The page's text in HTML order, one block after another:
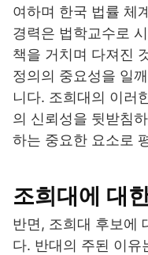
여하며 한국 법률 체
경력은 법학교수로
책을 거치며 다져진
정의의 중요성을 일
니다. 조희대의 이러
의 신뢰성을 뒷받침
하는 중요한 요소로
조희대에 대
반면, 조희대 후보에
다. 반대의 주된 이유